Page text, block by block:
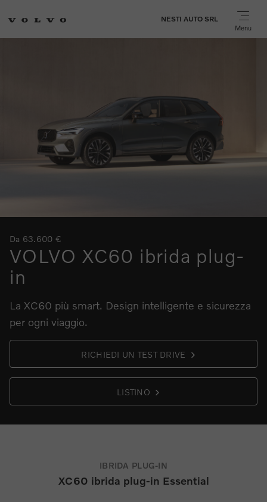
NESTI AUTO SRL
Menu
Da 63.600 €
VOLVO XC60 ibrida plug-
in
La XC60 più smart. Design intelligente e sicurezza
per ogni viaggio.
RICHIEDI UN TEST DRIVE
LISTINO
IBRIDA PLUG-IN
XC60 ibrida plug-in Essential